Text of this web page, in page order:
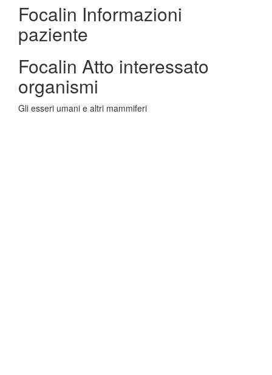
Focalin Informazioni
paziente
Focalin Atto interessato
organismi
Gli esseri umani e altri mammiferi